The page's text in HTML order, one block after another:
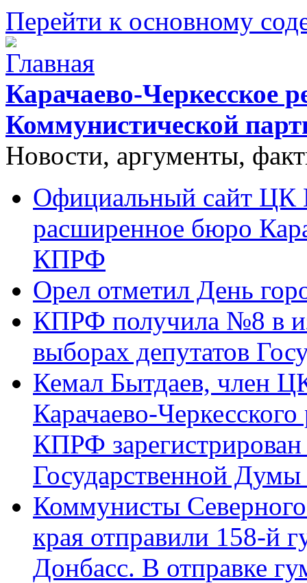
Перейти к основному
Карачаево-Черкесское
Коммунистической
Новости, аргументы,
Официальный сайт ЦК
расширенное бюро
КПРФ
Орел отметил День
КПРФ получила №8 в
выборах депутатов
Кемал Бытдаев, член
Карачаево-
КПРФ
Государственной
Коммунисты Северного
края отправили 158-й
Донбасс. В отправке